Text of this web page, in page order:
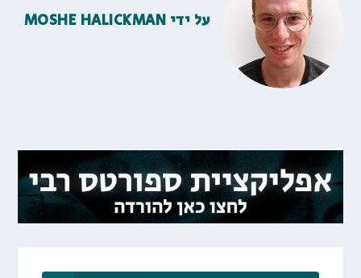
על ידי MOSHE HALICKMAN